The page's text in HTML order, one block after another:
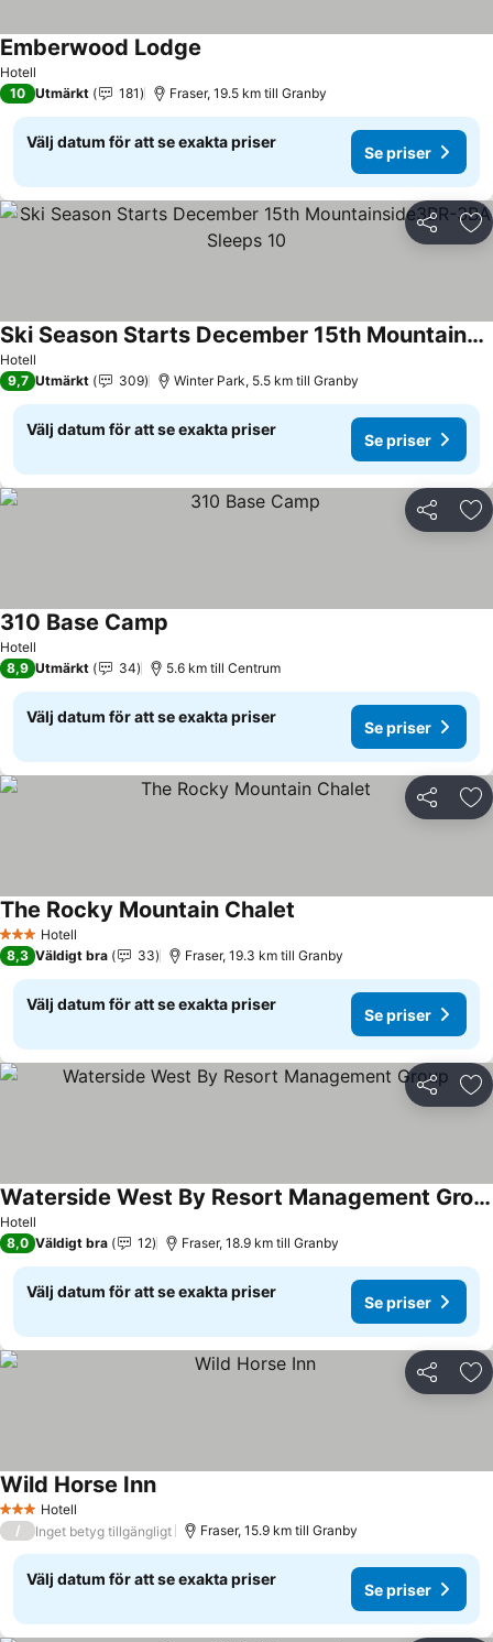
Hotell
Emberwood Lodge
10 Utmärkt 181 Fraser, 19.5 km till Granby
Välj datum för att se exakta priser
Se priser
Dela
Hotell
Ski Season Starts December 15th Mountainside3BR-3BA Sleeps 10
9,7 Utmärkt 309 Winter Park, 5.5 km till Granby
Välj datum för att se exakta priser
Se priser
Dela
Hotell
310 Base Camp
8,9 Utmärkt 34 5.6 km till Centrum
Välj datum för att se exakta priser
Se priser
Dela
3 StjärnorHotell
The Rocky Mountain Chalet
8,3 Väldigt bra 33 Fraser, 19.3 km till Granby
Välj datum för att se exakta priser
Se priser
Dela
Hotell
Waterside West By Resort Management Group
8,0 Väldigt bra 12 Fraser, 18.9 km till Granby
Välj datum för att se exakta priser
Se priser
Dela
3 StjärnorHotell
Wild Horse Inn
/ Inget betyg tillgängligt Fraser, 15.9 km till Granby
Välj datum för att se exakta priser
Se priser